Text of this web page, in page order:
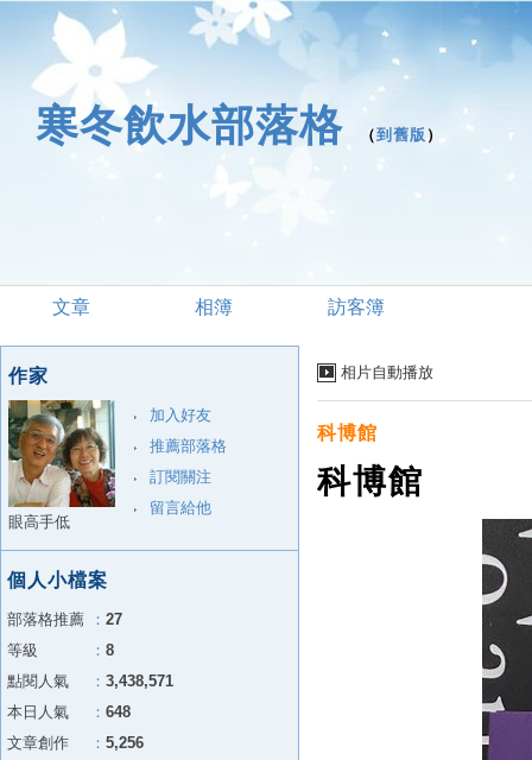
寒冬飲水部落格 （到舊版 ）
文章 相簿 訪客簿
相片自動播放
科博館
科博館
作家
加入好友
推薦部落格
訂閱關注
留言給他
眼高手低
個人小檔案
部落格推薦 ： 27
等級
： 8
點閱人氣
： 3,438,571
本日人氣
： 648
文章創作
： 5,256